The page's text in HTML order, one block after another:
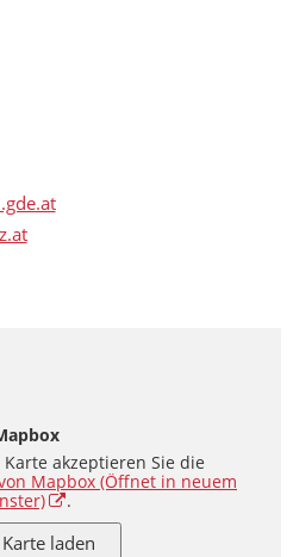
akzeptieren Sie die
Mapbox (Öffnet in neuem
.
Karte laden